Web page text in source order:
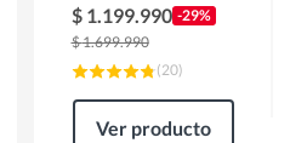
$ 1.199.990 -29%
$1.699.990
(20)
Ver producto